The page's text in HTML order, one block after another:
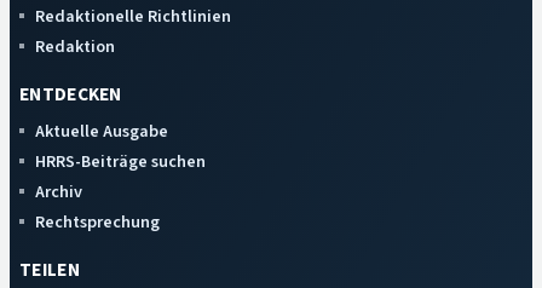
Redaktionelle Richtlinien
Redaktion
ENTDECKEN
Aktuelle Ausgabe
HRRS-Beiträge suchen
Archiv
Rechtsprechung
TEILEN